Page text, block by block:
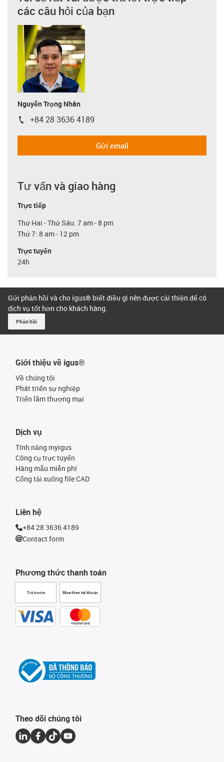
các câu hỏi của bạn
Nguyễn Trọng Nhân
igus-icon-phone
+84 28 3636 4189
Gửi email
Tư vấn và giao hàng
Trực tiếp
Thứ Hai - Thứ Sáu: 7 am - 8 pm
Thứ 7: 8 am - 12 pm
Trực tuyến
24h
Gửi phản hồi và cho igus® biết điều gì nên được cải thiện để có
dịch vụ tốt hơn cho khách hàng.
Phản hồi
Giới thiệu về igus®
Về chúng tôi
Phát triển sự nghiệp
Triển lãm thương mại
Phương thức thanh toán
Trả trước Mua theo tài khoản
Dịch vụ
Tính năng myigus
Công cụ trực tuyến
Hàng mẫu miễn phí
Cổng tải xuống file CAD
Liên hệ
+84 28 3636 4189
Contact form
Theo dõi chúng tôi